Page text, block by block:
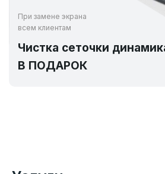
При замене экрана
всем клиентам
Чистка сеточки
В ПОДАРОК